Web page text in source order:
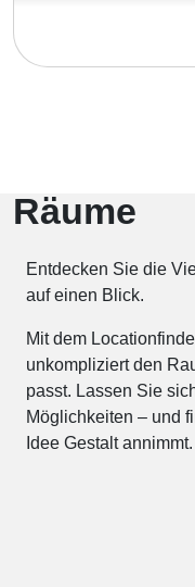
Räume
Entdecken Sie die
auf einen Blick.
Mit dem
unkompliziert den
passt. Lassen Sie
Möglichkeiten – und
Idee Gestalt annimmt.